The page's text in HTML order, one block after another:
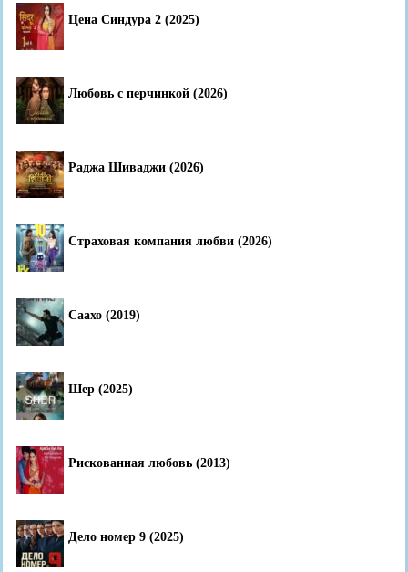
Цена Синдура 2 (2025)
Любовь с перчинкой (2026)
Раджа Шиваджи (2026)
Страховая компания любви (2026)
Саахо (2019)
Шер (2025)
Рискованная любовь (2013)
Дело номер 9 (2025)